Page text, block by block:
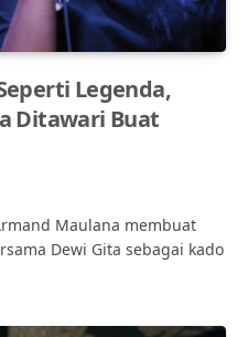
Legenda,
Ditawari Buat
Maulana membuat
Dewi Gita sebagai kado